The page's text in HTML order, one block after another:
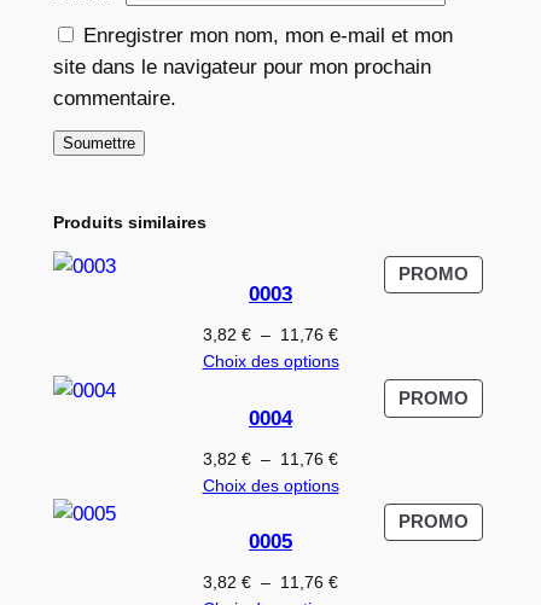
Enregistrer mon nom, mon e-mail et mon
site dans le navigateur pour mon prochain
commentaire.
Produits similaires
PROMO
EN
0003
3,82 € – 11,76 €Plage
de
3,82 €
11,76 €
Choix des options
PROMO
EN
0004
3,82 € – 11,76 €Plage
de
3,82 €
11,76 €
Choix des options
PROMO
EN
0005
3,82 € – 11,76 €Plage